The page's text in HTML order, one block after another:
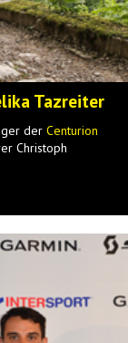
Tazreiter
der Centurion
Christoph